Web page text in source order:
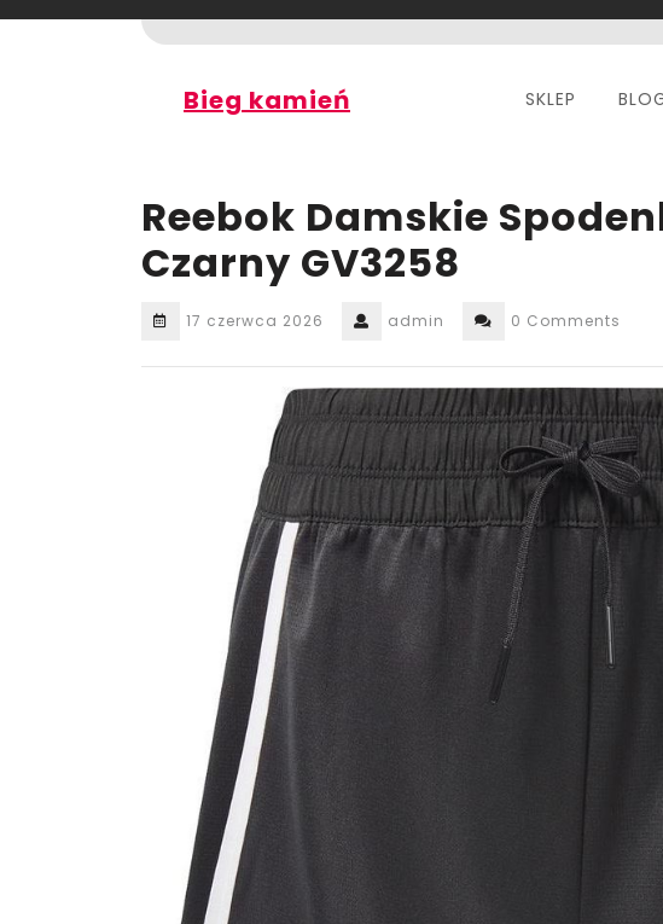
Bieg kamień SKLEP
Reebok Damskie
Czarny GV3258
17 czerwca 2026 admin 0 Comments